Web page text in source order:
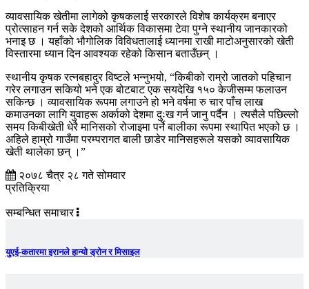
व्यावसायिक खेतीमा लागेको कृषकलाई सरकारले विशेष कार्यक्रम बनाएर
प्रोत्साहन गर्न सके देशको आर्थिक विकासमा टेवा पुग्ने स्थानीय जानकारको
भनाइ छ । यहाँको भौगोलिक विविधतालाई ध्यानमा राखी माटोअनुसारको खेती
विस्तारमा ध्यान दिन आवश्यक रहेको किसान बताउँछन् ।
स्थानीय कृषक रत्नबहादुर विष्टले भन्नुभयो, “किबीको राम्रो जातको पहिचान
गरेर लगाउन सकियो भने एक बोटबाट एक सयदेखि १५० केजीसम्म फलाउन
सकिन्छ । व्यावसायिक रूपमा लगाउने हो भने वर्षमा रु चार पाँच लाख
कमाउनका लागि युवाहरू अर्काको देशमा दुःख गर्न जानु पर्दैन । त्यसैले पछिल्लो
समय किबीखेती धेरै मानिसको रोजाइमा पर्ने बालीका रूपमा स्थापित भएको छ ।
अहिले हाम्रो गाउँमा परम्परागत बाली छाडेर मानिसहरूले यसको व्यावसायिक
खेती थालेका छन् ।”
२०७८ चैत्र २८ गते सोमवार
प्रतिक्रिया
सम्बन्धित समाचार
युएई-कतारमा इरानले हान्यो ड्रोन र मिसाइल